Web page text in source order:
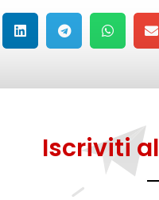
Iscriviti